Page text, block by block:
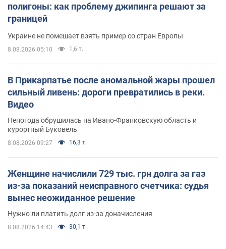
полигоны: как проблему джипинга решают за
границей
Украине не помешает взять пример со стран Европы
8.08.2026 05:10 1,6 т.
В Прикарпатье после аномальной жары прошел
сильный ливень: дороги превратились в реки.
Видео
Непогода обрушилась на Ивано-Франковскую область и
курортный Буковель
8.08.2026 09:27 16,3 т.
Женщине начислили 729 тыс. грн долга за газ
из-за показаний неисправного счетчика: судья
вынес неожиданное решение
Нужно ли платить долг из-за доначисления
8.08.2026 14:43 30,1 т.